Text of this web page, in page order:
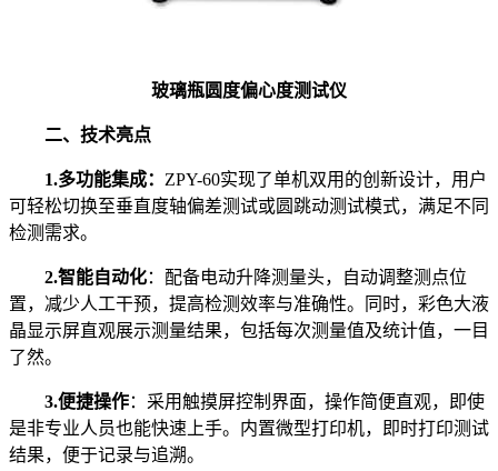
玻璃瓶圆度偏心度测试仪
二、技术亮点
1.多功能集成： ZPY-60实现了单机双用的创新设计，用户
可轻松切换至垂直度轴偏差测试或圆跳动测试模式，满足不同
检测需求。
2.智能自动化：配备电动升降测量头，自动调整测点位
置，减少人工干预，提高检测效率与准确性。同时，彩色大液
晶显示屏直观展示测量结果，包括每次测量值及统计值，一目
了然。
3.便捷操作：采用触摸屏控制界面，操作简便直观，即使
是非专业人员也能快速上手。内置微型打印机，即时打印测试
结果，便于记录与追溯。